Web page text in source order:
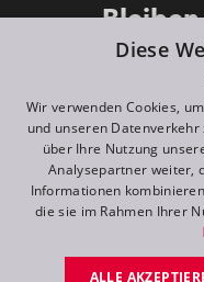
©2026
All rights
Diese
Wir verwenden Cookies,
und unseren
über Ihre Nutzung
Analysepartner weiter,
Informationen
die sie im Rahmen Ihrer
ALLE